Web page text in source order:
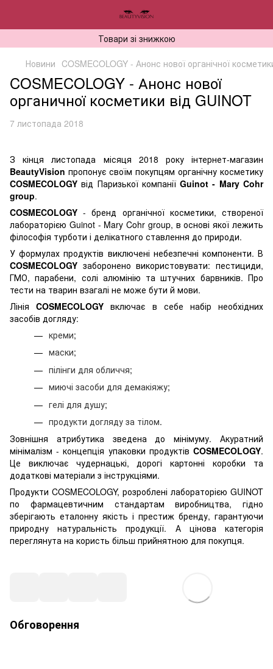
Товари зі знижкою
Новини COSMECOLOGY - Анонс нової органічної
COSMECOLOGY - Анонс нової
органичної косметики від GUINOT
7 листопада 2018
З кінця листопада місяця 2018 року інтернет-магазин
BeautyVision пропонує своїм покупцям органічну косметику
COSMECOLOGY від Паризької компаніїGuinot - Mary Cohr
group.
COSMECOLOGY - бренд органічної косметики, створеної
лабораторією Guinot - Mary Cohr group, в основі якої лежить
філософія турботи і делікатного ставлення до природи.
У формулах продуктів виключені небезпечні компоненти. В
COSMECOLOGY заборонено використовувати: пестициди,
ГМО, парабени, солі алюмінію та штучних барвників. Про
тести на тварин взагалі не може бути й мови.
ЛініяCOSMECOLOGY включає в себе набір необхідних
засобів догляду:
креми;
маски;
пілінги для обличчя;
миючі засоби для демакіяжу;
гелі для душу;
продукти догляду за тілом.
Зовнішня атрибутика зведена до мінімуму. Акуратний
мінімалізм - концепція упаковки продуктів COSMECOLOGY.
Це виключає чудернацькі, дорогі картонні коробки та
додаткові матеріали з інструкціями.
Продукти COSMECOLOGY, розроблені лабораторією GUINOT
по фармацевтичним стандартам виробництва, гідно
зберігають еталонну якість і престиж бренду, гарантуючи
природну натуральність продукції. А цінова категорія
переглянута на користь більш прийнятною для покупця.
Обговорення